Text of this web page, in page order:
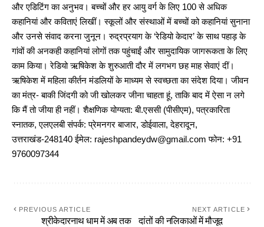
और एडिटिंग का अनुभव। बच्चों और हर आयु वर्ग के लिए 100 से अधिक
कहानियां और कविताएं लिखीं। स्कूलों और संस्थाओं में बच्चों को कहानियां सुनाना
और उनसे संवाद करना जुनून। रुद्रप्रयाग के ‘रेडियो केदार’ के साथ पहाड़ के
गांवों की अनकही कहानियां लोगों तक पहुंचाईं और सामुदायिक जागरूकता के लिए
काम किया। रेडियो ऋषिकेश के शुरुआती दौर में लगभग छह माह सेवाएं दीं।
ऋषिकेश में महिला कीर्तन मंडलियों के माध्यम से स्वच्छता का संदेश दिया। जीवन
का मंत्र- बाकी जिंदगी को जी खोलकर जीना चाहता हूं, ताकि बाद में ऐसा न लगे
कि मैं तो जीया ही नहीं। शैक्षणिक योग्यता: बी.एससी (पीसीएम), पत्रकारिता
स्नातक, एलएलबी संपर्क: प्रेमनगर बाजार, डोईवाला, देहरादून,
उत्तराखंड-248140 ईमेल: rajeshpandeydw@gmail.com फोन: +91
9760097344
PREVIOUS ARTICLE
श्रीकेदारनाथ धाम में अब तक
NEXT ARTICLE
दांतों की नलिकाओं में मौजूद